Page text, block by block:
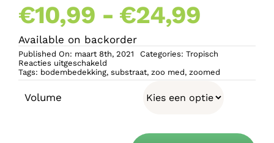
€10,99 - €24,99
tot
Available on backorder
Published On: maart 8th, 2021 Categories: Tropisch
Reacties uitgeschakeldvoor
Zoo
Med
Tags: bodembedekking, substraat, zoo med, zoomed
Volume